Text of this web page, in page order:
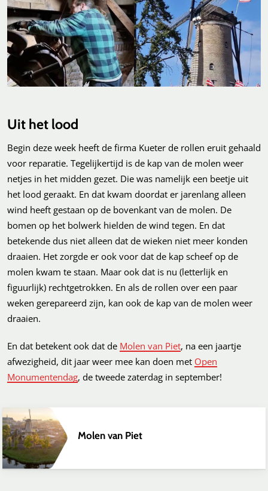
Uit het lood
Begin deze week heeft de firma Kueter de rollen eruit gehaald
voor reparatie. Tegelijkertijd is de kap van de molen weer
netjes in het midden gezet. Die was namelijk een beetje uit
het lood geraakt. En dat kwam doordat er jarenlang alleen
wind heeft gestaan op de bovenkant van de molen. De
bomen op het bolwerk hielden de wind tegen. En dat
betekende dus niet alleen dat de wieken niet meer konden
draaien. Het zorgde er ook voor dat de kap scheef op de
molen kwam te staan. Maar ook dat is nu (letterlijk en
figuurlijk) rechtgetrokken. En als de rollen over een paar
weken gerepareerd zijn, kan ook de kap van de molen weer
draaien.
En dat betekent ook dat de Molen van Piet, na een jaartje
afwezigheid, dit jaar weer mee kan doen met Open
Monumentendag, de tweede zaterdag in september!
Molen van Piet